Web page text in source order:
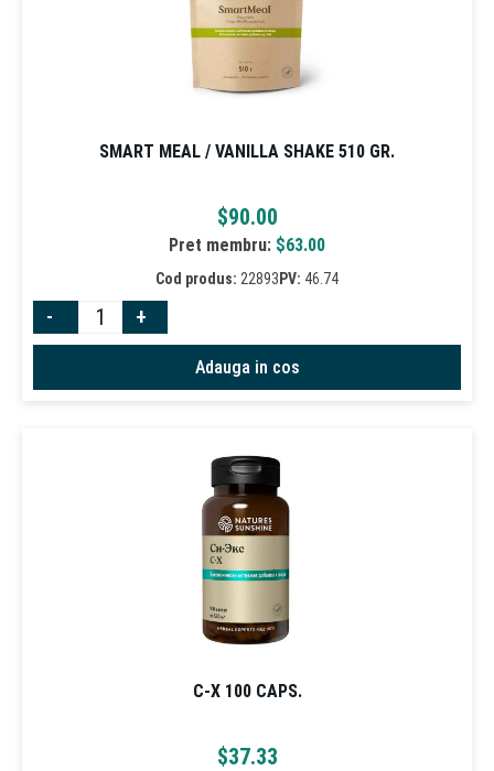
SMART MEAL / VANILLA SHAKE 510 GR.
$90.00
Pret membru: $63.00
Cod produs: 22893 PV: 46.74
- +
Adauga in cos
C-X 100 CAPS.
$37.33